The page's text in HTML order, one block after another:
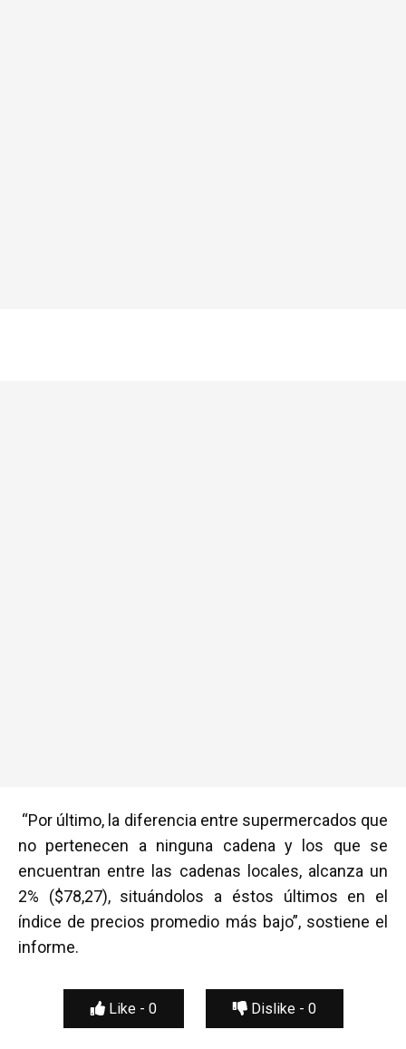
“Por último, la diferencia entre supermercados que
no pertenecen a ninguna cadena y los que se
encuentran entre las cadenas locales, alcanza un
2% ($78,27), situándolos a éstos últimos en el
índice de precios promedio más bajo”, sostiene el
informe.
Like - 0 Dislike - 0